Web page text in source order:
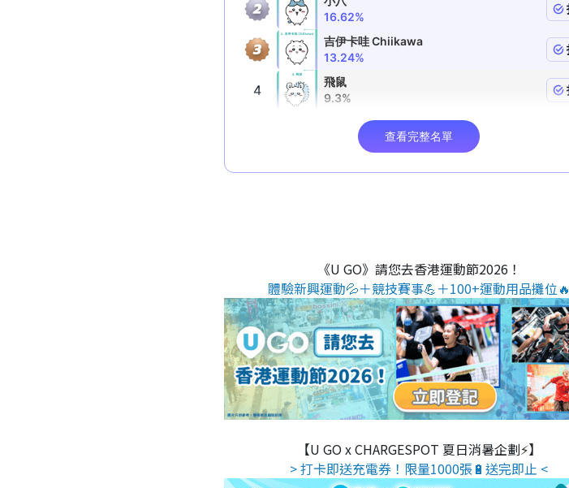
《U GO》請您去香港運動節2026！
體驗新興運動💦＋競技賽事💪＋100+運動用品攤位🔥
【U GO x CHARGESPOT 夏日消暑企劃⚡】
> 打卡即送充電券！限量1000張🔋送完即止 <